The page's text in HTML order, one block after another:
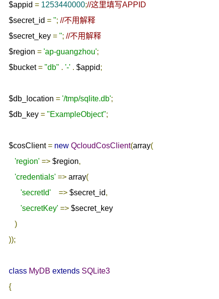
$appid = 1253440000;//这里填写APPID
$secret_id = ''; //不用解释
$secret_key = ''; //不用解释
$region = 'ap-guangzhou';
$bucket = "db" . '-' . $appid;
$db_location = '/tmp/sqlite.db';
$db_key = "ExampleObject";
$cosClient = new QcloudCosClient(array(
'region' => $region,
'credentials' => array(
'secretId'
=> $secret_id,
'secretKey' => $secret_key
)
));
class MyDB extends SQLite3
{